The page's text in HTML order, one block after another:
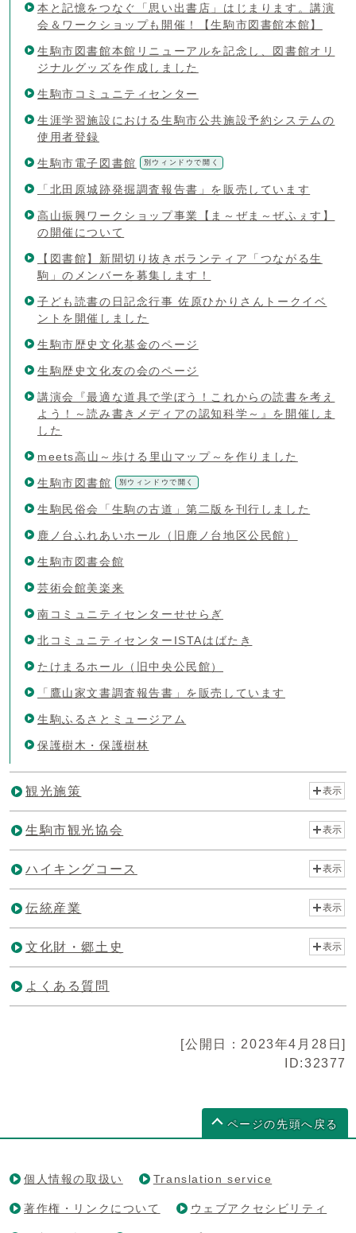
本と記憶をつなぐ「思い出書店」はじまります。講演
会＆ワークショップも開催！【生駒市図書館本館】
生駒市図書館本館リニューアルを記念し、図書館オリ
ジナルグッズを作成しました
生駒市コミュニティセンター
生涯学習施設における生駒市公共施設予約システムの
使用者登録
生駒市電子図書館 別ウィンドウで開く
「北田原城跡発掘調査報告書」を販売しています
高山振興ワークショップ事業【ま～ぜま～ぜふぇす】
の開催について
【図書館】新聞切り抜きボランティア「つながる生
駒」のメンバーを募集します！
子ども読書の日記念行事 佐原ひかりさんトークイベ
ントを開催しました
生駒市歴史文化基金のページ
生駒歴史文化友の会のページ
講演会『最適な道具で学ぼう！これからの読書を考え
よう！～読み書きメディアの認知科学～』を開催しま
した
meets高山～歩ける里山マップ～を作りました
生駒市図書館 別ウィンドウで開く
生駒民俗会「生駒の古道」第二版を刊行しました
鹿ノ台ふれあいホール（旧鹿ノ台地区公民館）
生駒市図書会館
芸術会館美楽来
南コミュニティセンターせせらぎ
北コミュニティセンターISTAはばたき
たけまるホール（旧中央公民館）
「鷹山家文書調査報告書」を販売しています
生駒ふるさとミュージアム
保護樹木・保護樹林
観光施策 表示
生駒市観光協会 表示
ハイキングコース 表示
伝統産業 表示
文化財・郷土史 表示
よくある質問
[公開日：2023年4月28日]
ID:32377
ページの先頭へ戻る
個人情報の取扱い Translation service
著作権・リンクについて ウェブアクセシビリティ